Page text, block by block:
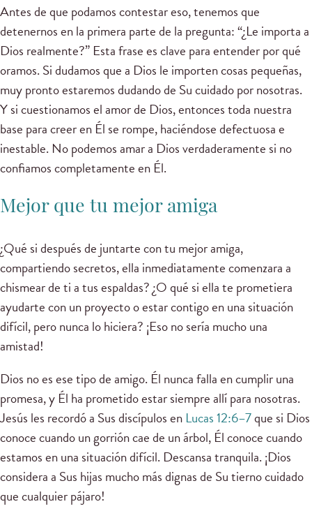
Antes de que podamos contestar eso, tenemos que
detenernos en la primera parte de la pregunta: “¿Le importa a
Dios realmente?” Esta frase es clave para entender por qué
oramos. Si dudamos que a Dios le importen cosas pequeñas,
muy pronto estaremos dudando de Su cuidado por nosotras.
Y si cuestionamos el amor de Dios, entonces toda nuestra
base para creer en Él se rompe, haciéndose defectuosa e
inestable. No podemos amar a Dios verdaderamente si no
confiamos completamente en Él.
Mejor que tu mejor amiga
¿Qué si después de juntarte con tu mejor amiga,
compartiendo secretos, ella inmediatamente comenzara a
chismear de ti a tus espaldas? ¿O qué si ella te prometiera
ayudarte con un proyecto o estar contigo en una situación
difícil, pero nunca lo hiciera? ¡Eso no sería mucho una
amistad!
Dios no es ese tipo de amigo. Él nunca falla en cumplir una
promesa, y Él ha prometido estar siempre allí para nosotras.
Jesús les recordó a Sus discípulos en Lucas 12:6–7que si Dios
conoce cuando un gorrión cae de un árbol, Él conoce cuando
estamos en una situación difícil. Descansa tranquila. ¡Dios
considera a Sus hijas mucho más dignas de Su tierno cuidado
que cualquier pájaro!